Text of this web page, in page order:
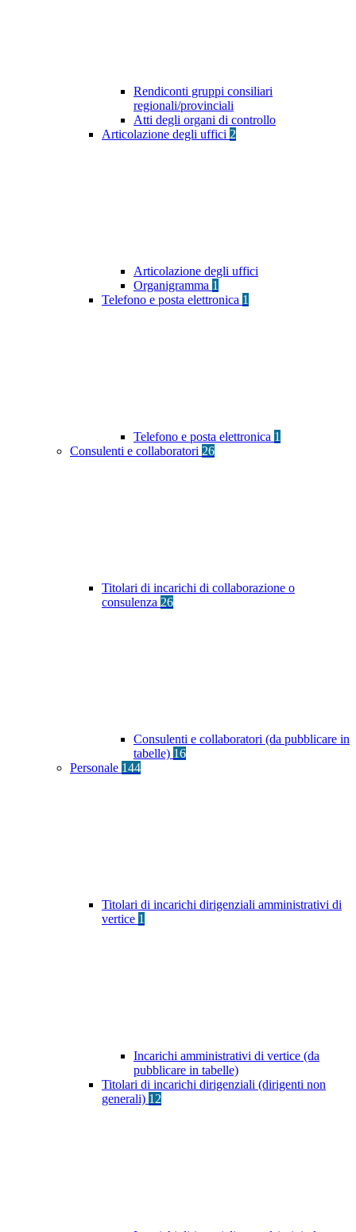
Rendiconti gruppi consiliari
regionali/provinciali
Atti degli organi di controllo
Articolazione degli uffici 2
Articolazione degli uffici
Organigramma 1
Telefono e posta elettronica 1
Telefono e posta elettronica 1
Consulenti e collaboratori 26
Titolari di incarichi di collaborazione o
consulenza 26
Consulenti e collaboratori (da pubblicare in
tabelle) 16
Personale 144
Titolari di incarichi dirigenziali amministrativi di
vertice 1
Incarichi amministrativi di vertice (da
pubblicare in tabelle)
Titolari di incarichi dirigenziali (dirigenti non
generali) 12